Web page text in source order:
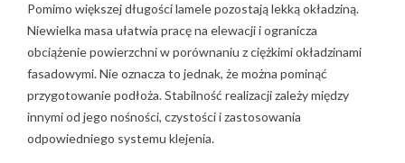
Pomimo większej długości lamele pozostają lekką okładziną.
Niewielka masa ułatwia pracę na elewacji i ogranicza
obciążenie powierzchni w porównaniu z ciężkimi okładzinami
fasadowymi. Nie oznacza to jednak, że można pominąć
przygotowanie podłoża. Stabilność realizacji zależy między
innymi od jego nośności, czystości i zastosowania
odpowiedniego systemu klejenia.